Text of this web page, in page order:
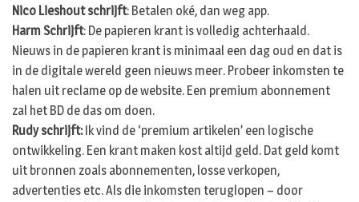
Nico Lieshout schrijft: Betalen oké, dan weg app.
Harm Schrijft: De papieren krant is volledig achterhaald.
Nieuws in de papieren krant is minimaal een dag oud en dat is
in de digitale wereld geen nieuws meer. Probeer inkomsten te
halen uit reclame op de website. Een premium abonnement
zal het BD de das om doen.
Rudy schrijft:Ik vind de ‘premium artikelen’ een logische
ontwikkeling. Een krant maken kost altijd geld. Dat geld komt
uit bronnen zoals abonnementen, losse verkopen,
advertenties etc. Als die inkomsten teruglopen – door